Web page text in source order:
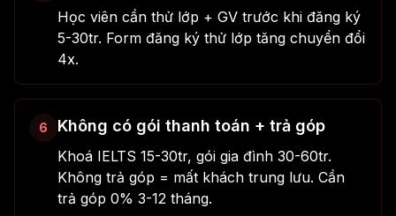
Học viên cần thử lớp + GV trước khi đăng ký
5-30tr. Form đăng ký thử lớp tăng chuyển đổi
4x.
6 Không có gói thanh toán + trả góp
Khoá IELTS 15-30tr, gói gia đình 30-60tr.
Không trả góp = mất khách trung lưu. Cần
trả góp 0% 3-12 tháng.